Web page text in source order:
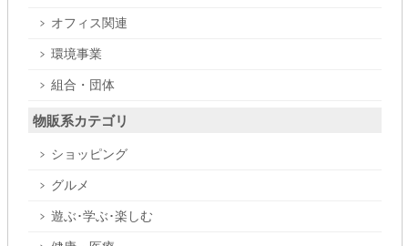
オフィス関連
環境事業
組合・団体
物販系カテゴリ
ショッピング
グルメ
遊ぶ･学ぶ･楽しむ